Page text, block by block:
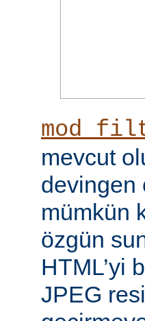
mevcut
devingen
mümkün
özgün
HTML’yi
JPEG